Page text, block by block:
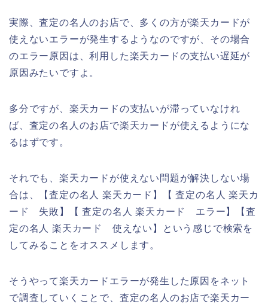
実際、査定の名人のお店で、多くの方が楽天カードが
使えないエラーが発生するようなのですが、その場合
のエラー原因は、利用した楽天カードの支払い遅延が
原因みたいですよ。
多分ですが、楽天カードの支払いが滞っていなけれ
ば、査定の名人のお店で楽天カードが使えるようにな
るはずです。
それでも、楽天カードが使えない問題が解決しない場
合は、【査定の名人 楽天カード】【 査定の名人 楽天カ
ード 失敗】【 査定の名人 楽天カード エラー】【査
定の名人 楽天カード 使えない】という感じで検索を
してみることをオススメします。
そうやって楽天カードエラーが発生した原因をネット
で調査していくことで、査定の名人のお店で楽天カー